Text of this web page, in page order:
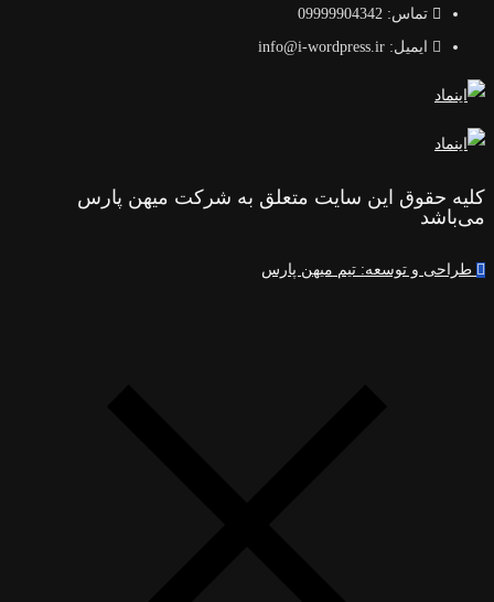
تماس: 09999904342
ایمیل: info@i-wordpress.ir
کلیه حقوق این سایت متعلق به شرکت میهن پارس
می‌باشد
طراحی و توسعه: تیم میهن پارس